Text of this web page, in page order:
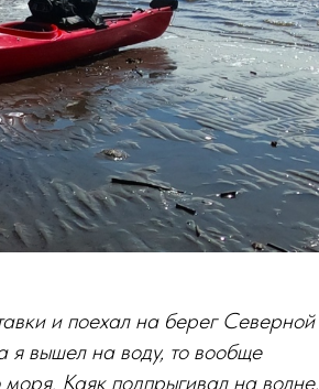
и поехал на берег Северной
я вышел на воду, то вообще
Каяк подпрыгивал на волне,